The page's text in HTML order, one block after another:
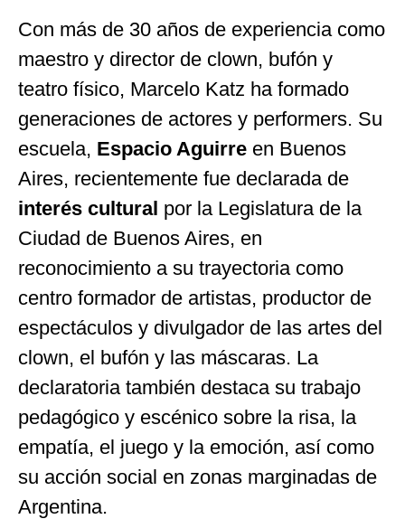
Con más de 30 años de experiencia como
maestro y director de clown, bufón y
teatro físico, Marcelo Katz ha formado
generaciones de actores y performers. Su
escuela, Espacio Aguirre en Buenos
Aires, recientemente fue declarada de
interés cultural por la Legislatura de la
Ciudad de Buenos Aires, en
reconocimiento a su trayectoria como
centro formador de artistas, productor de
espectáculos y divulgador de las artes del
clown, el bufón y las máscaras. La
declaratoria también destaca su trabajo
pedagógico y escénico sobre la risa, la
empatía, el juego y la emoción, así como
su acción social en zonas marginadas de
Argentina.